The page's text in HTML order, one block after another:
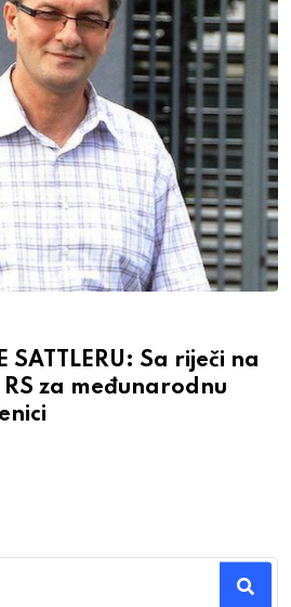
SATTLERU: Sa riječi na
za međunarodnu